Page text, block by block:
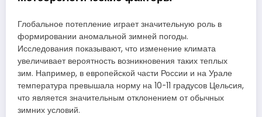
Глобальное потепление играет значительную роль в
формировании аномальной зимней погоды.
Исследования показывают, что изменение климата
увеличивает вероятность возникновения таких теплых
зим. Например, в европейской части России и на Урале
температура превышала норму на 10-11 градусов Цельсия,
что является значительным отклонением от обычных
зимних условий.